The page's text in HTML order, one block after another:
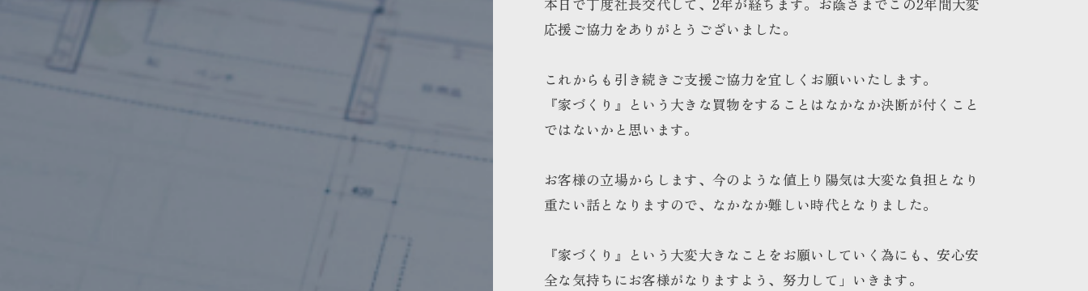
本日で丁度社長交代して、2年が経ちます。お蔭さまでこの2年間大変
応援ご協力をありがとうございました。
これからも引き続きご支援ご協力を宜しくお願いいたします。
『家づくり』という大きな買物をすることはなかなか決断が付くこと
ではないかと思います。
お客様の立場からします、今のような値上り陽気は大変な負担となり
重たい話となりますので、なかなか難しい時代となりました。
『家づくり』という大変大きなことをお願いしていく為にも、安心安
全な気持ちにお客様がなりますよう、努力して」いきます。